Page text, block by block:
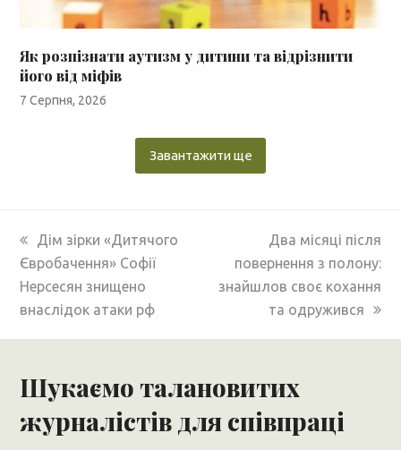
Як розпізнати аутизм у дитини та відрізнити
його від міфів
7 Серпня, 2026
Завантажити ще
previous
post:
Дім зірки «Дитячого
Євробачення» Софії
Нерсесян знищено
внаслідок атаки рф
next
post:
Два місяці після
повернення з полону:
знайшлов своє кохання
та одружився
Шукаємо талановитих
журналістів для співпраці